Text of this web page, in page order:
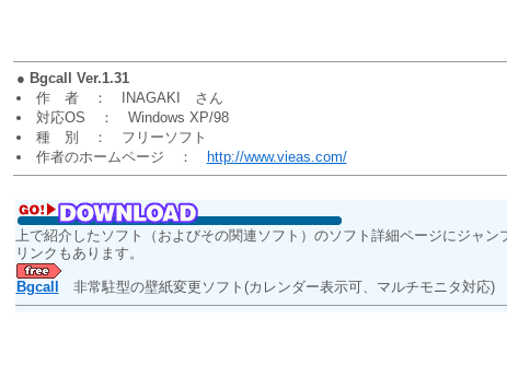
● Bgcall Ver.1.31
作 者 ： INAGAKI さん
対応OS ： Windows XP/98
種 別 ： フリーソフト
作者のホームページ ：
http://www.vieas.com/
上で紹介したソフト（およびその関連ソフト）のソフト詳細ページにジャ
リンクもあります。
Bgcall 非常駐型の壁紙変更ソフト(カレンダー表示可、マルチモニタ対応)